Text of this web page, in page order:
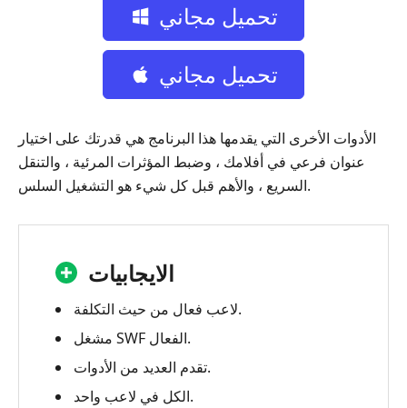
تحميل مجاني
تحميل مجاني
الأدوات الأخرى التي يقدمها هذا البرنامج هي قدرتك على اختيار
عنوان فرعي في أفلامك ، وضبط المؤثرات المرئية ، والتنقل
السريع ، والأهم قبل كل شيء هو التشغيل السلس.
الايجابيات
لاعب فعال من حيث التكلفة.
مشغل SWF الفعال.
تقدم العديد من الأدوات.
الكل في لاعب واحد.